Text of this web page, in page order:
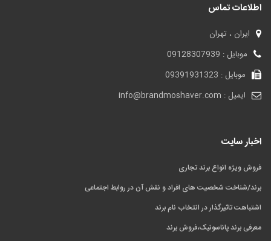
اطلاعات تماس
ایران ، تهران
موبایل : 09128307939
موبایل : 09391931323
ایمیل : info@brandmoshaver.com
اخبار سایت
فروش ویژه انواع برند تجاری
برند/شناخت شخصیت های افراد و نقش آن در روابط اجتماعی
اشتباهت تاثیرگذار در انتخاب نام برند
معرفی برند پاناسونیک،فروش برند